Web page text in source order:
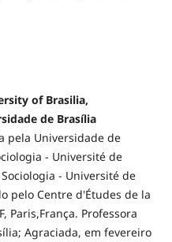
of Brasilia,
de Brasília
pela Universidade de
- Université de
- Université de
pelo Centre d'Études de la
Paris,França. Professora
Agraciada, em fevereiro